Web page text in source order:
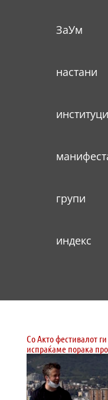
ЗаУм
настани
групи
индекс
Со Акто фестивалот
испраќаме порака